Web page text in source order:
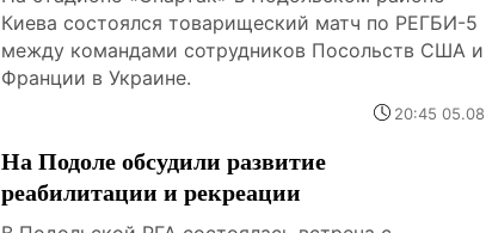
Киева состоялся товарищеский матч по РЕГБИ-5
между командами сотрудников Посольств США и
Франции в Украине.
20:45 05.08
На Подоле обсудили развитие
реабилитации и рекреации